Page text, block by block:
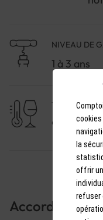
Roquefort.
palais sensibles à la
naturel.
NIVEAU DE
1 à 3 ans
9-10°C
Accords Mets
la
offrir
refuser